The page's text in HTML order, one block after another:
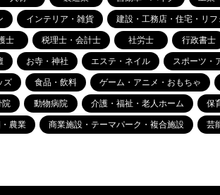
インテリア・雑貨 建設・工務店・住宅・リフ
士 税理士・会計士 社労士 行政書士
お寺・神社 エステ・ネイル スポーツ・
ズ 食品・飲料 ゲーム・アニメ・おもちゃ
院 動物病院 介護・福祉・老人ホーム 保
農業 商業施設・テーマパーク・複合施設 芸